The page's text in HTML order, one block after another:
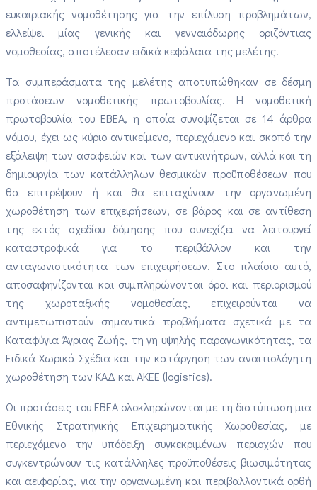
ευκαιριακής νομοθέτησης για την επίλυση προβλημάτων,
ελλείψει μίας γενικής και γενναιόδωρης οριζόντιας
νομοθεσίας, αποτέλεσαν ειδικά κεφάλαια της μελέτης.
Τα συμπεράσματα της μελέτης αποτυπώθηκαν σε δέσμη
προτάσεων νομοθετικής πρωτοβουλίας. Η νομοθετική
πρωτοβουλία του ΕΒΕΑ, η οποία συνοψίζεται σε 14 άρθρα
νόμου, έχει ως κύριο αντικείμενο, περιεχόμενο και σκοπό την
εξάλειψη των ασαφειών και των αντικινήτρων, αλλά και τη
δημιουργία των κατάλληλων θεσμικών προϋποθέσεων που
θα επιτρέψουν ή και θα επιταχύνουν την οργανωμένη
χωροθέτηση των επιχειρήσεων, σε βάρος και σε αντίθεση
της εκτός σχεδίου δόμησης που συνεχίζει να λειτουργεί
καταστροφικά για το περιβάλλον και την
ανταγωνιστικότητα των επιχειρήσεων. Στο πλαίσιο αυτό,
αποσαφηνίζονται και συμπληρώνονται όροι και περιορισμού
της χωροταξικής νομοθεσίας, επιχειρούνται να
αντιμετωπιστούν σημαντικά προβλήματα σχετικά με τα
Καταφύγια Άγριας Ζωής, τη γη υψηλής παραγωγικότητας, τα
Ειδικά Χωρικά Σχέδια και την κατάργηση των αναιτιολόγητη
χωροθέτηση των ΚΑΔ και ΑΚΕΕ (logistics).
Οι προτάσεις του ΕΒΕΑ ολοκληρώνονται με τη διατύπωση μια
Εθνικής Στρατηγικής Επιχειρηματικής Χωροθεσίας, με
περιεχόμενο την υπόδειξη συγκεκριμένων περιοχών που
συγκεντρώνουν τις κατάλληλες προϋποθέσεις βιωσιμότητας
και αειφορίας, για την οργανωμένη και περιβαλλοντικά ορθή